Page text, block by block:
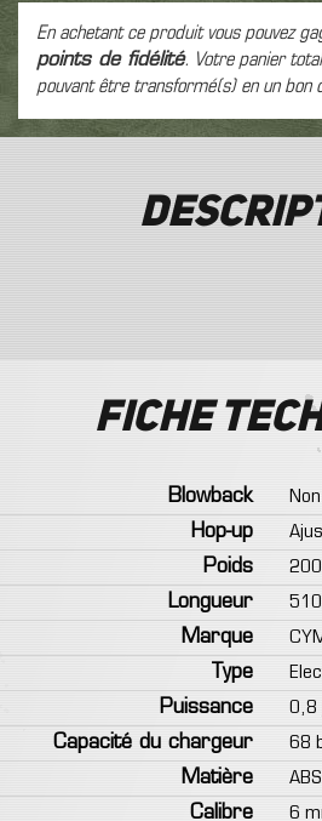
En achetant ce produit vous pouvez
points de fidélité. Votre panier
pouvant être transformé(s) en un bon
Fiche
Blowback
Non
Hop-up
Poids
Longueur
Marque
Type
Puissance
0,8
Capacité du chargeur
68
Matière
Calibre
6